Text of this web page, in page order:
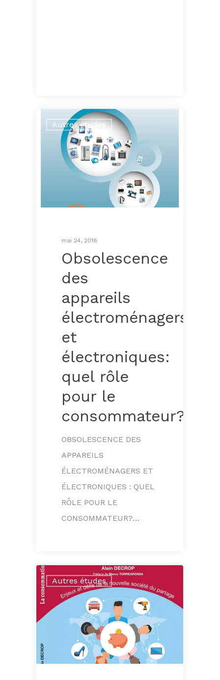
Autres études
mai 24, 2018
Obsolescence
des
appareils
électroménagers
et
électroniques:
quel rôle
pour le
consommateur?
OBSOLESCENCE DES
APPAREILS
ÉLECTROMÉNAGERS ET
ÉLECTRONIQUES : QUEL
RÔLE POUR LE
CONSOMMATEUR?…
Autres études